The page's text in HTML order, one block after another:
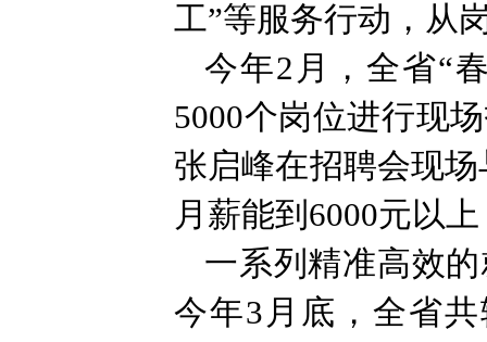
工”等服务行动，从
今年2月，全省“
5000个岗位进行现
张启峰在招聘会现
月薪能到6000元以
一系列精准高效
今年3月底，全省